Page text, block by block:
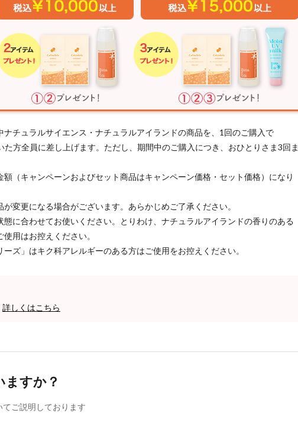
チュラルサイエンス・ナチュラルアイランドの商品を、1回のご購入で
た方全員に差し上げます。ただし、期間中のご購入につき、おひとりさま3回ま
（キャンペーンおよびセット商品はキャンペーン価格・セット価格）になり
変更になる場合がございます。あらかじめご了承ください。
に合わせてお使いください。とりわけ、ナチュラルアイランドの香りのある
用はお控えください。
ズ」はキク科アレルギーのある方はご使用をお控えください。
詳しくはこちら
すか？
ご説明しております